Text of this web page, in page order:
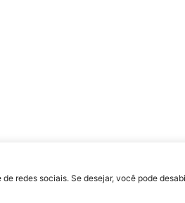
redes sociais. Se desejar, você pode